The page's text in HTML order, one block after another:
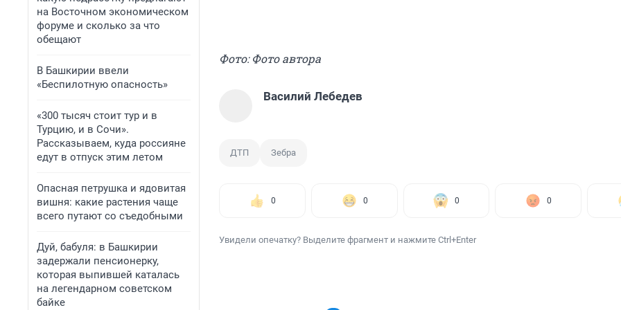
на Восточном экономическом
форуме и сколько за что
обещают
В Башкирии ввели
«Беспилотную опасность»
«300 тысяч стоит тур и в
Турцию, и в Сочи».
Рассказываем, куда россияне
едут в отпуск этим летом
Опасная петрушка и ядовитая
вишня: какие растения чаще
всего путают со съедобными
Дуй, бабуля: в Башкирии
задержали пенсионерку,
которая выпившей каталась
на легендарном советском
байке
Фото: Фото автора
Василий Лебедев
ДТП Зебра
0 0 0 0
Увидели опечатку? Выделите фрагмент и нажмите Ctrl+Enter